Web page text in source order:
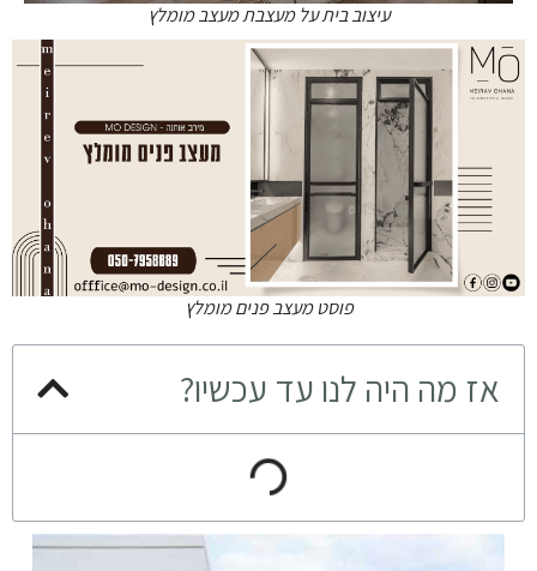
עיצוב בית על מעצבת מעצב מומלץ
פוסט מעצב פנים מומלץ
אז מה היה לנו עד עכשיו?